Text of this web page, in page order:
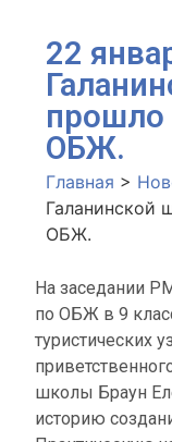
22
прошло
ОБЖ.
Главная >
Галанинской
ОБЖ.
На заседании
по ОБЖ в 9
туристических
школы Браун
историю